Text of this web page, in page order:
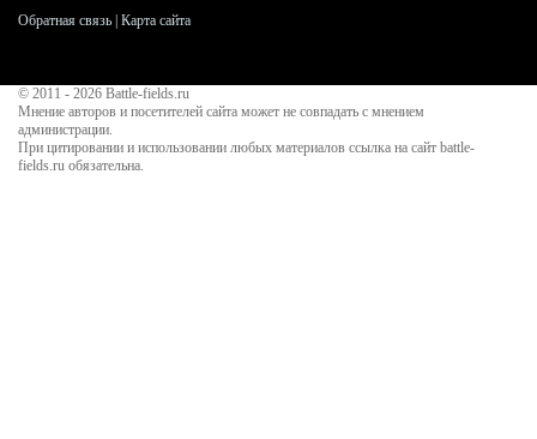
Обратная связь Карта сайта
© 2011 - 2026 Battle-fields.ru
Мнение авторов и посетителей сайта может не совпадать с мнением
администрации.
При цитировании и использовании любых материалов ссылка на сайт battle-
fields.ru обязательна.